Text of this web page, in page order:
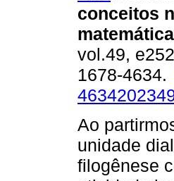
conceitos
vol.49,
1678-4634.
Ao
unidade
filogênese